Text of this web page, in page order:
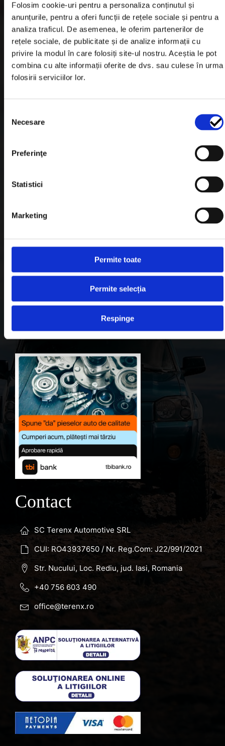
Folosim cookie-uri pentru a personaliza conținutul și
anunțurile, pentru a oferi funcții de rețele sociale și pentru a
analiza traficul. De asemenea, le oferim partenerilor de
rețele sociale, de publicitate și de analize informații cu
privire la modul în care folosiți site-ul nostru. Aceștia le pot
combina cu alte informații oferite de dvs. sau culese în urma
folosirii serviciilor lor.
consimțământului
Necesare
Preferinţe
Statistici
Marketing
Permite toate
Permite selecția
Respinge
Informatii utile
Informatii Livrare
Garantie si Retur
Politica de Cookies
Plata in Rate
Link-uri rapide
Blog
Favorite
Contact
SC Terenx Automotive SRL
CUI: RO43937650 / Nr. Reg.Com: J22/991/2021
Str. Nucului, Loc. Rediu, jud. Iasi, Romania
+40 756 603 490
office@terenx.ro